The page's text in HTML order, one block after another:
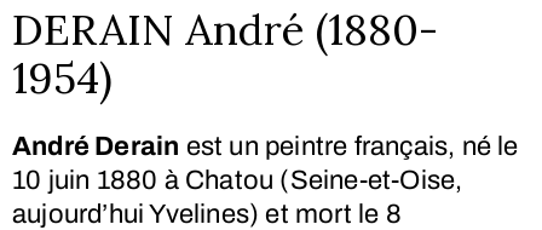
DERAIN André (1880-
1954)
André Derain est un peintre français, né le
10 juin 1880 à Chatou (Seine-et-Oise,
aujourd’hui Yvelines) et mort le 8